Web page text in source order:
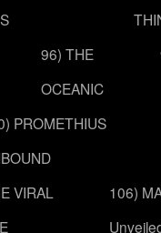
96) THE
OCEANIC
PROMETHIUS
VIRAL
106)